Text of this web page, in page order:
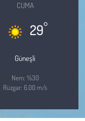
CUMA
29°
Güneşli
Nem: %30
Rüzgar: 6.00 m/s